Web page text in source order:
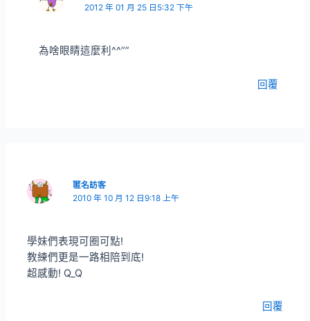
2012 年 01 月 25 日5:32 下午
為啥眼睛這麼利^^””
回覆
匿名訪客
2010 年 10 月 12 日9:18 上午
學妹們表現可圈可點!
教練們更是一路相陪到底!
超感動! Q_Q
回覆